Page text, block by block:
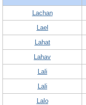
Celebs B. DaysNew!
Numerology
Contact Us
Lachan
Lael
Lahat
Lahav
Lali
Lali
Lalo